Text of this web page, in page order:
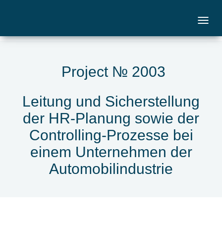
Project № 2003
Leitung und Sicherstellung
der HR-Planung sowie der
Controlling-Prozesse bei
einem Unternehmen der
Automobilindustrie